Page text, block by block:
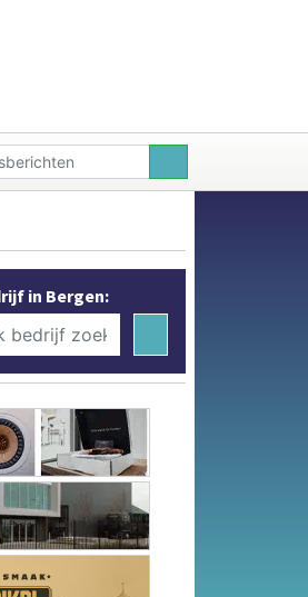
in Bergen: